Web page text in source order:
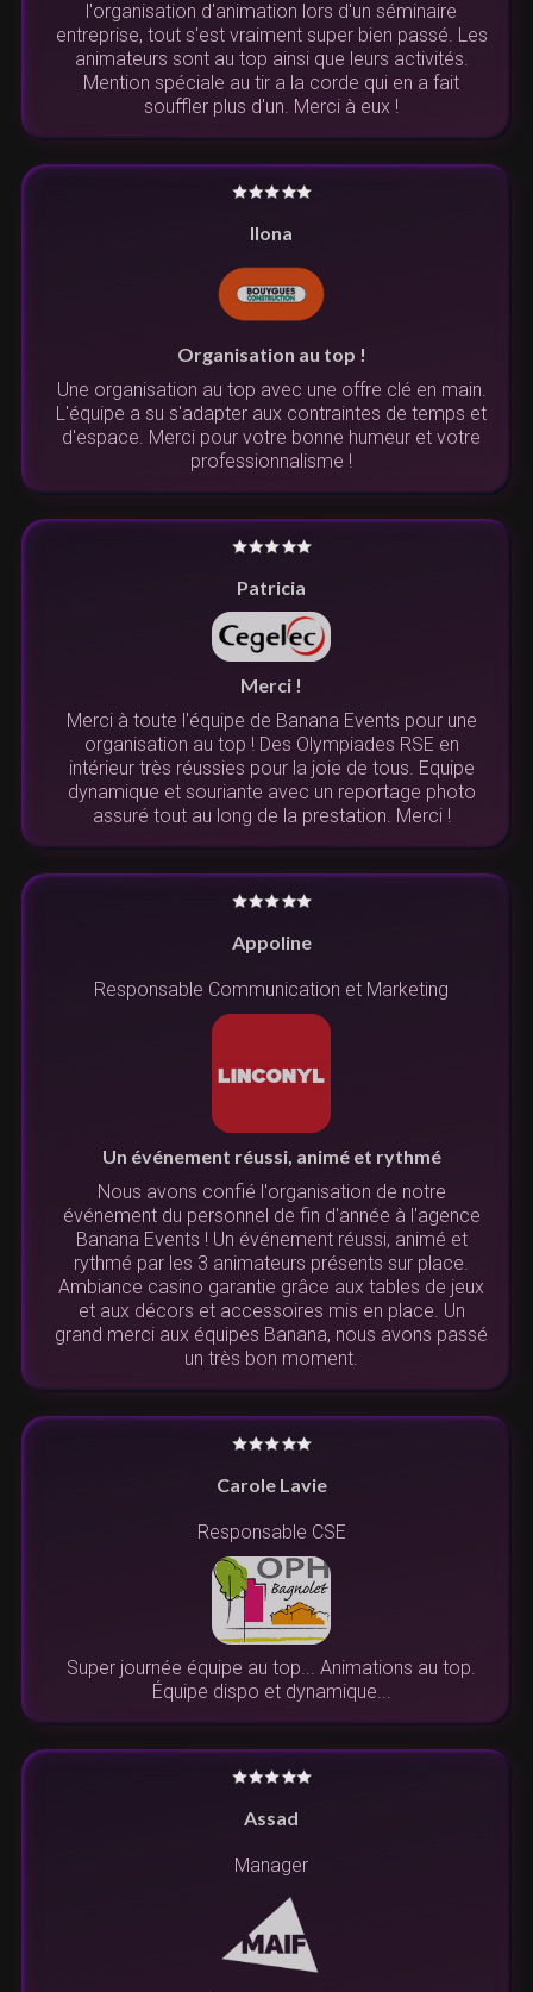
l'organisation d'animation lors d'un séminaire
entreprise, tout s'est vraiment super bien passé. Les
animateurs sont au top ainsi que leurs activités.
Mention spéciale au tir a la corde qui en a fait
souffler plus d'un. Merci à eux !
Ilona
Organisation au top !
Une organisation au top avec une offre clé en main.
L'équipe a su s'adapter aux contraintes de temps et
d'espace. Merci pour votre bonne humeur et votre
professionnalisme !
Patricia
Merci !
Merci à toute l'équipe de Banana Events pour une
organisation au top ! Des Olympiades RSE en
intérieur très réussies pour la joie de tous. Equipe
dynamique et souriante avec un reportage photo
assuré tout au long de la prestation. Merci !
Appoline
Responsable Communication et Marketing
Un événement réussi, animé et rythmé
Nous avons confié l'organisation de notre
événement du personnel de fin d'année à l'agence
Banana Events ! Un événement réussi, animé et
rythmé par les 3 animateurs présents sur place.
Ambiance casino garantie grâce aux tables de jeux
et aux décors et accessoires mis en place. Un
grand merci aux équipes Banana, nous avons passé
un très bon moment.
Carole Lavie
Responsable CSE
Super journée équipe au top... Animations au top.
Équipe dispo et dynamique...
Assad
Manager